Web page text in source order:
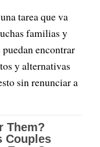
tarea que va
familias y
encontrar
y alternativas
sin renunciar a